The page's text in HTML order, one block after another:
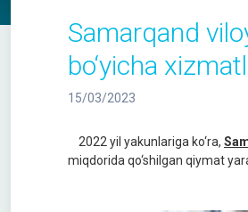
Samarqand
bo‘yicha
15/03/2023
2022 yil yakunlariga ko‘ra,
miqdorida qo‘shilgan qiymat